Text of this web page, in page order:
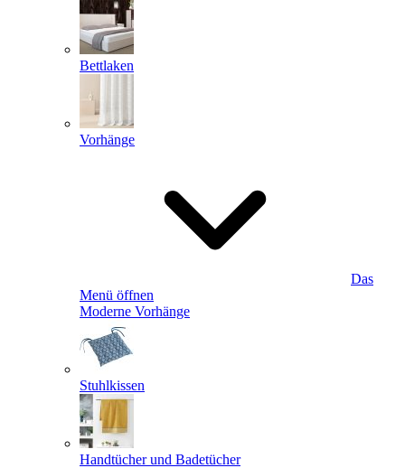
Bettlaken
Vorhänge
Das
Menü öffnen
Moderne Vorhänge
Stuhlkissen
Handtücher und Badetücher